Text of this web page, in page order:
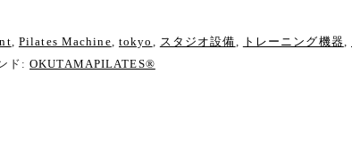
Pilates Machine tokyo スタジオ設備 トレーニング機器
ド:OKUTAMAPILATES®